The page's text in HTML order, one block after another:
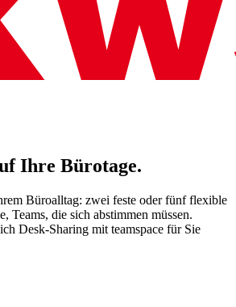
Ihre Bürotage.
Büroalltag: zwei feste oder fünf flexible
Teams, die sich abstimmen müssen.
Desk-Sharing mit teamspace für Sie